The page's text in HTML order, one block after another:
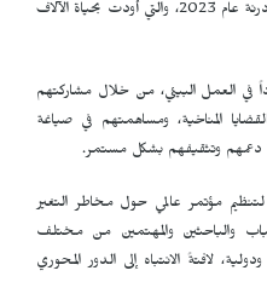
في ليبيا، بعد الكارثة التي شهدتها مدينة درنة عام 2023، والتي أودت بحياة الآلاف
في العمل البيئي، من خلال مشاركتهم
المناخية، ومساهمتهم في صياغة
دعمهم وتثقيفهم بشكل مستمر.
مؤتمر عالمي حول مخاطر التغير
والباحثين والمهتمين من مختلف
لافتةً الانتباه إلى الدور المحوري